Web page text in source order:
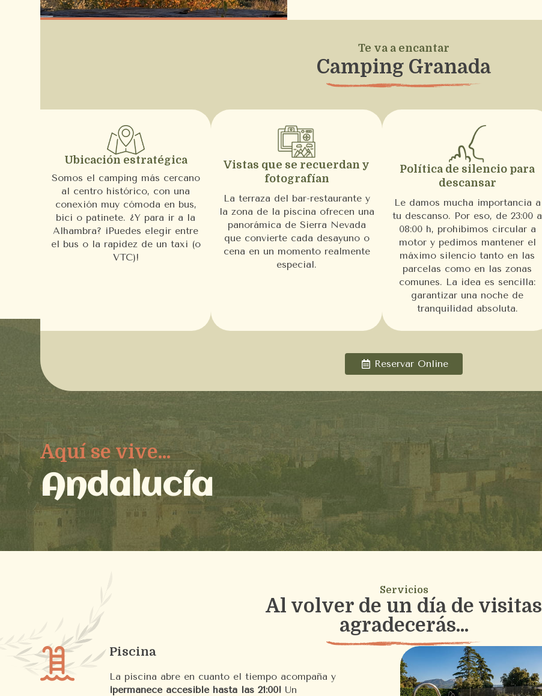
Te va a encantar
Camping Granada
Ubicación estratégica
Somos el camping más cercano
al centro histórico, con una
conexión muy cómoda en bus,
bici o patinete. ¿Y para ir a la
Alhambra? ¡Puedes elegir entre
el bus o la rapidez de un taxi (o
VTC)!
Vistas que se recuerdan y
fotografían
La terraza del bar-restaurante y
la zona de la piscina ofrecen una
panorámica de Sierra Nevada
que convierte cada desayuno o
cena en un momento realmente
especial.
Política de silencio para
descansar
Le damos mucha importancia a
tu descanso. Por eso, de 23:00 a
08:00 h, prohibimos circular a
motor y pedimos mantener el
máximo silencio tanto en las
parcelas como en las zonas
comunes. La idea es sencilla:
garantizar una noche de
tranquilidad absoluta.
Reservar Online
Aquí se vive...
Andalucía
Servicios
Al volver de un día de visitas
agradecerás...
Piscina
La piscina abre en cuanto el tiempo acompaña y
¡permanece accesible hasta las 21:00! Un